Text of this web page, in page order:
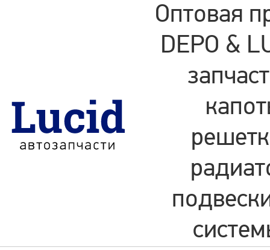
Оптовая
DEPO &